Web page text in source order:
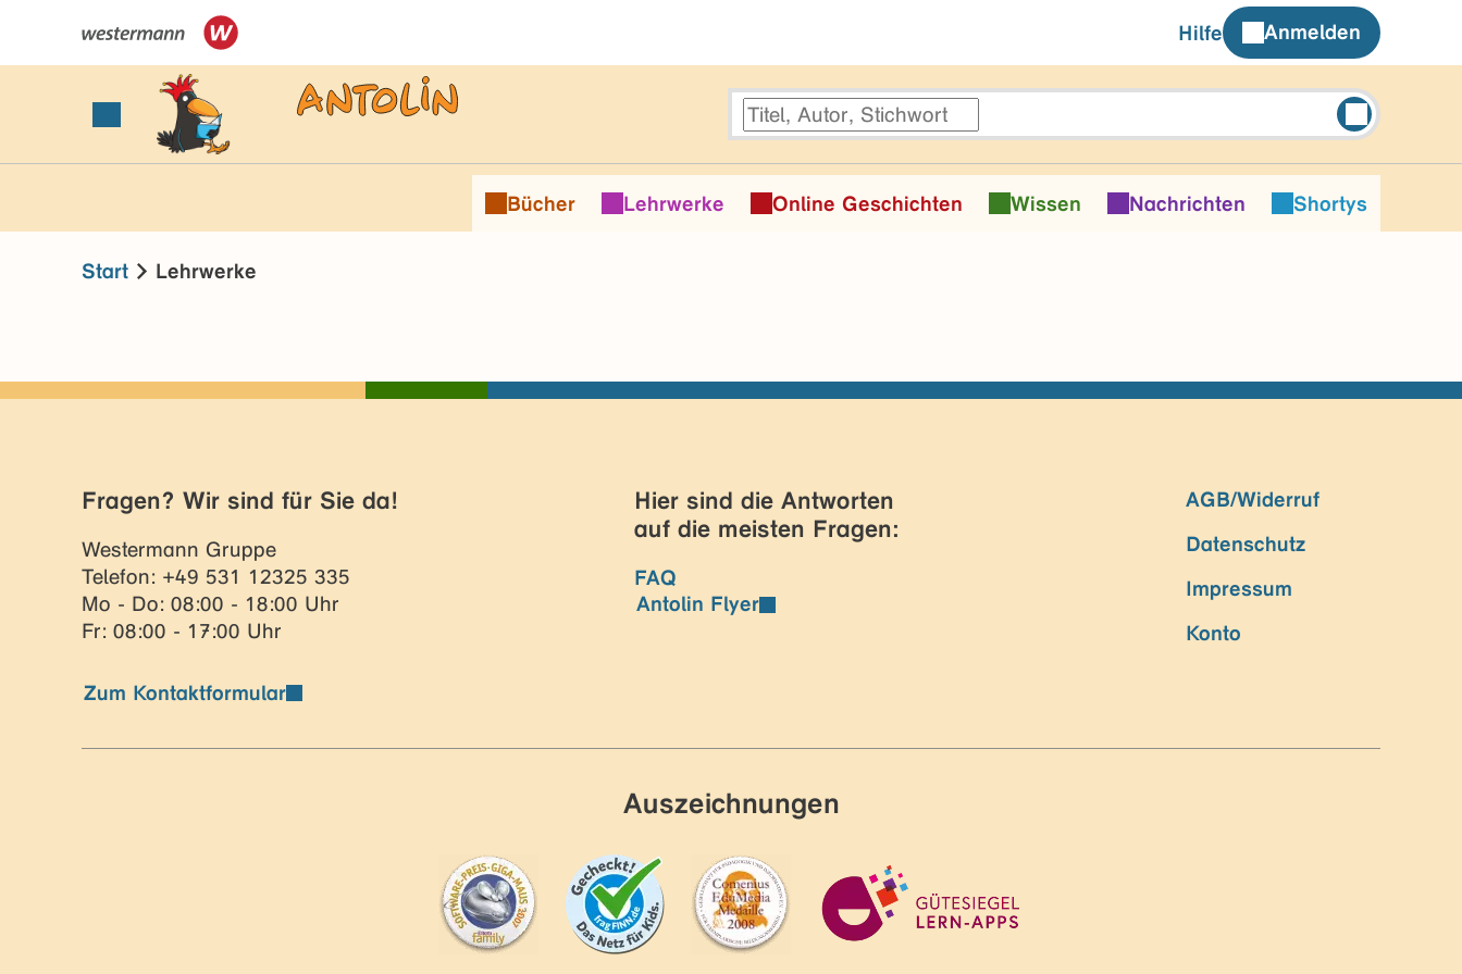
Hilfe Anmelden
Bücher Lehrwerke Online Geschichten Wissen Nachrichten Shortys
Start Lehrwerke
Fragen? Wir sind für Sie da!
Westermann Gruppe
Telefon: +49 531 12325 335
Mo - Do: 08:00 - 18:00 Uhr
Fr: 08:00 - 17:00 Uhr
Zum Kontaktformular
Hier sind die Antworten
auf die meisten Fragen:
FAQ
Antolin Flyer
AGB/Widerruf
Datenschutz
Impressum
Konto
Auszeichnungen